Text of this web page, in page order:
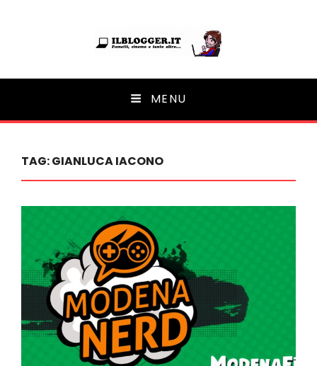
Ilblogger.it
Il portalino di blog | MENU
TAG:GIANLUCA IACONO